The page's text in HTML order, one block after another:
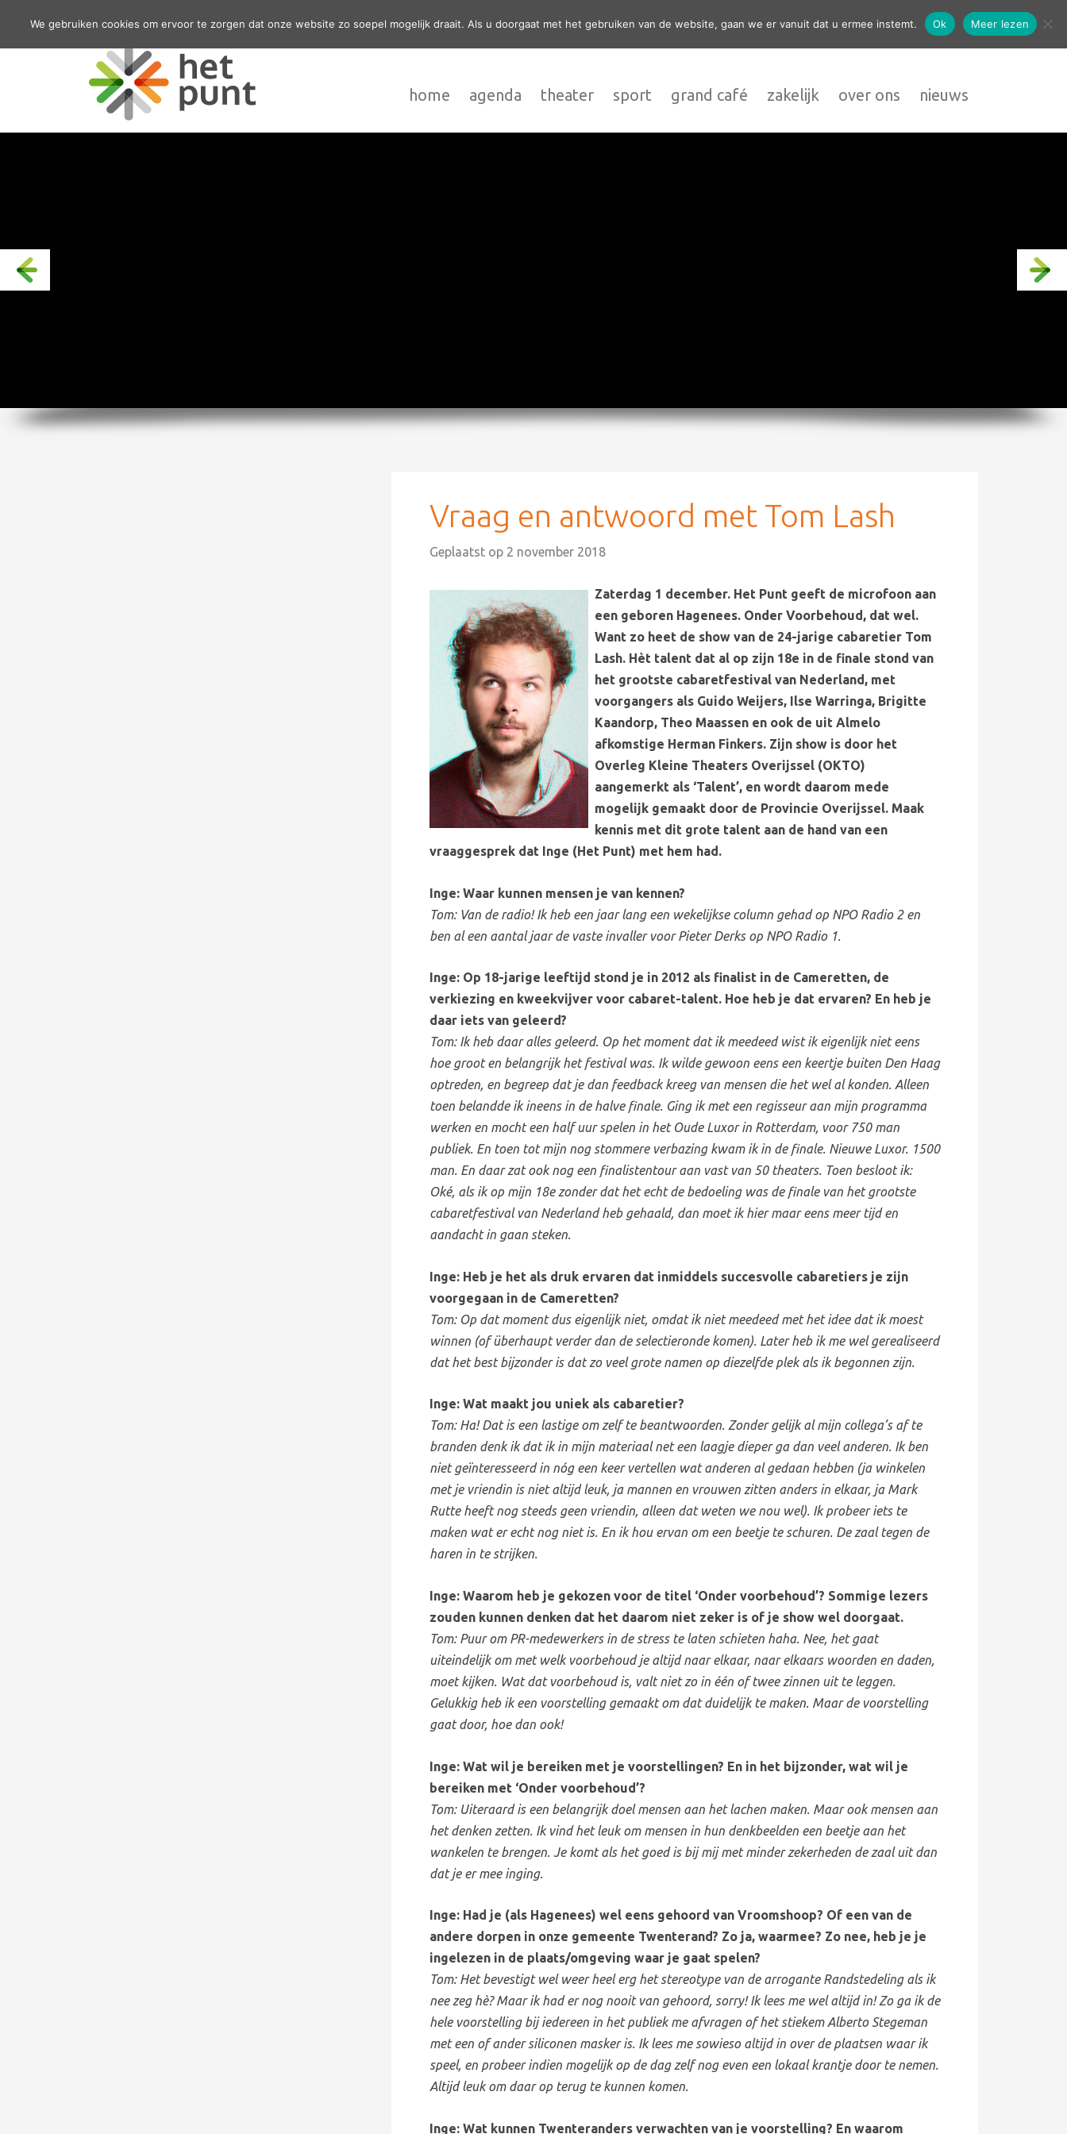
contact
home agenda theater sport grand café zakelijk over ons nieuws
Vraag en antwoord met Tom Lash
Geplaatst op 2 november 2018
Zaterdag 1 december. Het Punt geeft de microfoon aan
een geboren Hagenees. Onder Voorbehoud, dat wel.
Want zo heet de show van de 24-jarige cabaretier Tom
Lash. Hèt talent dat al op zijn 18e in de finale stond van
het grootste cabaretfestival van Nederland, met
voorgangers als Guido Weijers, Ilse Warringa, Brigitte
Kaandorp, Theo Maassen en ook de uit Almelo
afkomstige Herman Finkers. Zijn show is door het
Overleg Kleine Theaters Overijssel (OKTO)
aangemerkt als ‘Talent’, en wordt daarom mede
mogelijk gemaakt door de Provincie Overijssel. Maak
kennis met dit grote talent aan de hand van een
vraaggesprek dat Inge (Het Punt) met hem had.
Inge: Waar kunnen mensen je van kennen?
Tom: Van de radio! Ik heb een jaar lang een wekelijkse column gehad op NPO Radio 2 en
ben al een aantal jaar de vaste invaller voor Pieter Derks op NPO Radio 1.
Inge: Op 18-jarige leeftijd stond je in 2012 als finalist in de Cameretten, de
verkiezing en kweekvijver voor cabaret-talent. Hoe heb je dat ervaren? En heb je
daar iets van geleerd?
Tom: Ik heb daar alles geleerd. Op het moment dat ik meedeed wist ik eigenlijk niet eens
hoe groot en belangrijk het festival was. Ik wilde gewoon eens een keertje buiten Den Haag
optreden, en begreep dat je dan feedback kreeg van mensen die het wel al konden. Alleen
toen belandde ik ineens in de halve finale. Ging ik met een regisseur aan mijn programma
werken en mocht een half uur spelen in het Oude Luxor in Rotterdam, voor 750 man
publiek. En toen tot mijn nog stommere verbazing kwam ik in de finale. Nieuwe Luxor. 1500
man. En daar zat ook nog een finalistentour aan vast van 50 theaters. Toen besloot ik:
Oké, als ik op mijn 18e zonder dat het echt de bedoeling was de finale van het grootste
cabaretfestival van Nederland heb gehaald, dan moet ik hier maar eens meer tijd en
aandacht in gaan steken.
Inge: Heb je het als druk ervaren dat inmiddels succesvolle cabaretiers je zijn
voorgegaan in de Cameretten?
Tom: Op dat moment dus eigenlijk niet, omdat ik niet meedeed met het idee dat ik moest
winnen (of überhaupt verder dan de selectieronde komen). Later heb ik me wel gerealiseerd
dat het best bijzonder is dat zo veel grote namen op diezelfde plek als ik begonnen zijn.
Inge: Wat maakt jou uniek als cabaretier?
Tom: Ha! Dat is een lastige om zelf te beantwoorden. Zonder gelijk al mijn collega’s af te
branden denk ik dat ik in mijn materiaal net een laagje dieper ga dan veel anderen. Ik ben
niet geïnteresseerd in nóg een keer vertellen wat anderen al gedaan hebben (ja winkelen
met je vriendin is niet altijd leuk, ja mannen en vrouwen zitten anders in elkaar, ja Mark
Rutte heeft nog steeds geen vriendin, alleen dat weten we nou wel). Ik probeer iets te
maken wat er echt nog niet is. En ik hou ervan om een beetje te schuren. De zaal tegen de
haren in te strijken.
Inge: Waarom heb je gekozen voor de titel ‘Onder voorbehoud’? Sommige lezers
zouden kunnen denken dat het daarom niet zeker is of je show wel doorgaat.
Tom: Puur om PR-medewerkers in de stress te laten schieten haha. Nee, het gaat
uiteindelijk om met welk voorbehoud je altijd naar elkaar, naar elkaars woorden en daden,
moet kijken. Wat dat voorbehoud is, valt niet zo in één of twee zinnen uit te leggen.
Gelukkig heb ik een voorstelling gemaakt om dat duidelijk te maken. Maar de voorstelling
gaat door, hoe dan ook!
Inge: Wat wil je bereiken met je voorstellingen? En in het bijzonder, wat wil je
bereiken met ‘Onder voorbehoud’?
Tom: Uiteraard is een belangrijk doel mensen aan het lachen maken. Maar ook mensen aan
het denken zetten. Ik vind het leuk om mensen in hun denkbeelden een beetje aan het
wankelen te brengen. Je komt als het goed is bij mij met minder zekerheden de zaal uit dan
dat je er mee inging.
Inge: Had je (als Hagenees) wel eens gehoord van Vroomshoop? Of een van de
andere dorpen in onze gemeente Twenterand? Zo ja, waarmee? Zo nee, heb je je
ingelezen in de plaats/omgeving waar je gaat spelen?
Tom: Het bevestigt wel weer heel erg het stereotype van de arrogante Randstedeling als ik
nee zeg hè? Maar ik had er nog nooit van gehoord, sorry! Ik lees me wel altijd in! Zo ga ik de
hele voorstelling bij iedereen in het publiek me afvragen of het stiekem Alberto Stegeman
met een of ander siliconen masker is. Ik lees me sowieso altijd in over de plaatsen waar ik
speel, en probeer indien mogelijk op de dag zelf nog even een lokaal krantje door te nemen.
Altijd leuk om daar op terug te kunnen komen.
Inge: Wat kunnen Twenteranders verwachten van je voorstelling? En waarom
We gebruiken cookies om ervoor te zorgen dat onze website zo soepel mogelijk draait. Als u doorgaat met het gebruiken van de website, gaan we er vanuit dat u ermee instemt. Ok Meer lezen